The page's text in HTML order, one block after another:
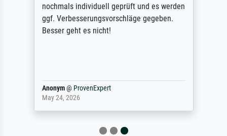
nochmals individuell geprüft und es werden
ggf. Verbesserungsvorschläge gegeben.
Besser geht es nicht!
Anonym@ ProvenExpert
May 24, 2026